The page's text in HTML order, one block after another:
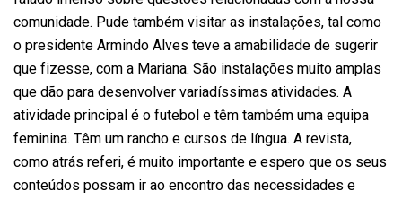
comunidade. Pude também visitar as instalações, tal como
o presidente Armindo Alves teve a amabilidade de sugerir
que fizesse, com a Mariana. São instalações muito amplas
que dão para desenvolver variadíssimas atividades. A
atividade principal é o futebol e têm também uma equipa
feminina. Têm um rancho e cursos de língua. A revista,
como atrás referi, é muito importante e espero que os seus
conteúdos possam ir ao encontro das necessidades e